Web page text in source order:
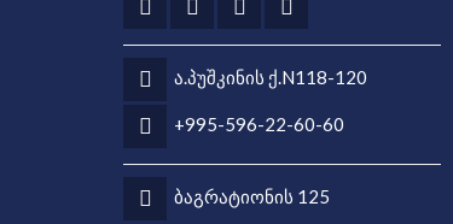
ა.პუშკინის ქ.N118-120
+995-596-22-60-60
ბაგრატიონის 125